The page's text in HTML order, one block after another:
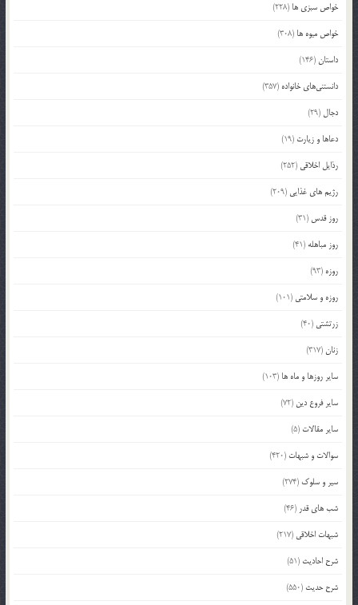
خواص سبزی ها (228)
خواص میوه ها (308)
داستان(146)
دانستنی‌های خانواده (357)
دجال (29)
دعاها و زیارت (19)
رذایل اخلاقی (252)
رژیم های غذایی (209)
روز قدس (31)
روز مباهله (41)
روزه (93)
روزه و سلامتی (101)
زرتشتی (40)
زنان(317)
سایر روزها و ماه ها (103)
سایر فروع دین (72)
سایر مقالات (5)
سوالات و شبهات (420)
سیر و سلوک (274)
شب های قدر (46)
شبهات اخلاقی (217)
شرح احادیث (51)
شرح حدیث (550)